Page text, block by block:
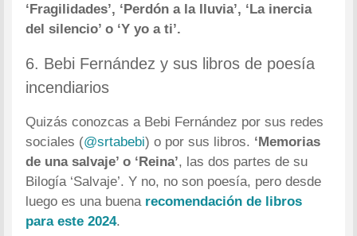
‘Fragilidades’, ‘Perdón a la lluvia’, ‘La inercia
del silencio’ o ‘Y yo a ti’.
6. Bebi Fernández y sus libros de poesía
incendiarios
Quizás conozcas a Bebi Fernández por sus redes
sociales (@srtabebi) o por sus libros. ‘Memorias
de una salvaje’ o ‘Reina’, las dos partes de su
Bilogía ‘Salvaje’. Y no, no son poesía, pero desde
luego es una buena recomendación de libros
para este 2024.